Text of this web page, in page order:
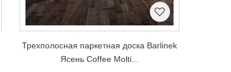
Трехполосная паркетная доска Barlinek
Ясень Coffee Molti...